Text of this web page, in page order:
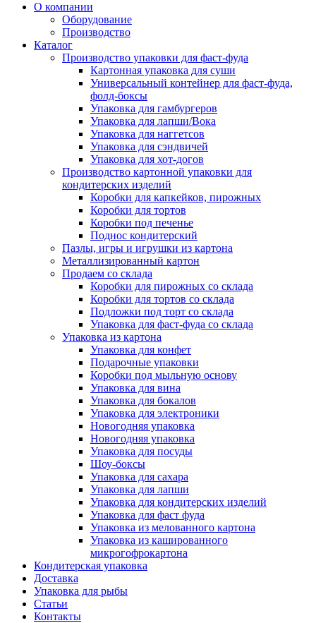
О компании
Оборудование
Производство
Каталог
Производство упаковки для фаст-фуда
Картонная упаковка для суши
Универсальный контейнер для фаст-фуда,
фолд-боксы
Упаковка для гамбургеров
Упаковка для лапши/Вока
Упаковка для наггетсов
Упаковка для сэндвичей
Упаковка для хот-догов
Производство картонной упаковки для
кондитерских изделий
Коробки для капкейков, пирожных
Коробки для тортов
Коробки под печенье
Поднос кондитерский
Пазлы, игры и игрушки из картона
Металлизированный картон
Продаем со склада
Коробки для пирожных со склада
Коробки для тортов со склада
Подложки под торт со склада
Упаковка для фаст-фуда со склада
Упаковка из картона
Упаковка для конфет
Подарочные упаковки
Коробки под мыльную основу
Упаковка для вина
Упаковка для бокалов
Упаковка для электроники
Новогодняя упаковка
Новогодняя упаковка
Упаковка для посуды
Шоу-боксы
Упаковка для сахара
Упаковка для лапши
Упаковка для кондитерских изделий
Упаковка для фаст фуда
Упаковка из мелованного картона
Упаковка из кашированного
микрогофрокартона
Кондитерская упаковка
Доставка
Упаковка для рыбы
Статьи
Контакты